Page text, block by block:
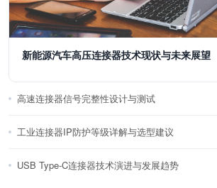
新能源汽车高压连接器技术现状与未来展望
高速连接器信号完整性设计与测试
工业连接器IP防护等级详解与选型建议
USB Type-C连接器技术演进与发展趋势